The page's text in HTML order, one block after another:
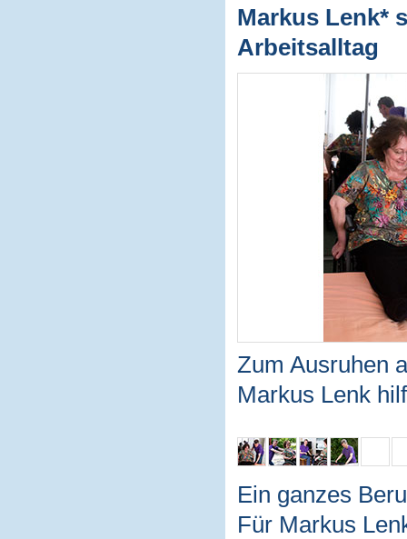
Markus Lenk*
Arbeitsalltag
Zum Ausruhen
Markus Lenk
Ein ganzes
Für Markus